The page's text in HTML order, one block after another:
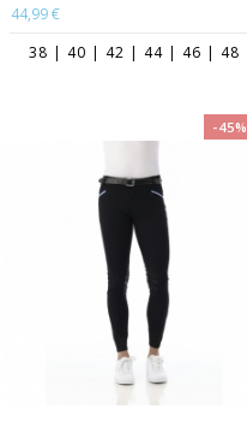
44,99 €
38 | 40 | 42 | 44 | 46 | 48
-45%